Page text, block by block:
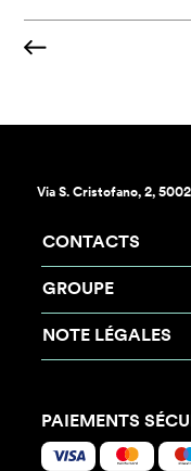
Via S. Cristofano, 2,
CONTACTS
GROUPE
NOTE LÉGALES
PAIEMENTS